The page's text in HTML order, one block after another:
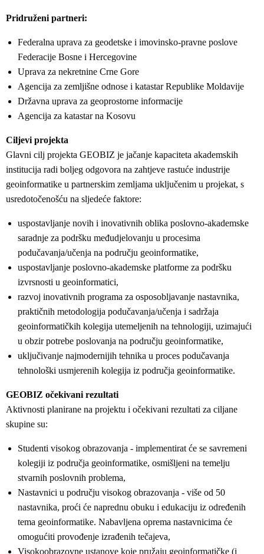
Pridruženi partneri:
Federalna uprava za geodetske i imovinsko-pravne poslove
Federacije Bosne i Hercegovine
Uprava za nekretnine Crne Gore
Agencija za zemljišne odnose i katastar Republike Moldavije
Državna uprava za geoprostorne informacije
Agencija za katastar na Kosovu
Ciljevi projekta
Glavni cilj projekta GEOBIZ je jačanje kapaciteta akademskih
institucija radi boljeg odgovora na zahtjeve rastuće industrije
geoinformatike u partnerskim zemljama uključenim u projekat, s
usredotočenošću na sljedeće faktore:
uspostavljanje novih i inovativnih oblika poslovno-akademske
saradnje za podršku međudjelovanju u procesima
podučavanja/učenja na području geoinformatike,
uspostavljanje poslovno-akademske platforme za podršku
izvrsnosti u geoinformatici,
razvoj inovativnih programa za osposobljavanje nastavnika,
praktičnih metodologija podučavanja/učenja i sadržaja
geoinformatičkih kolegija utemeljenih na tehnologiji, uzimajući
u obzir potrebe poslovanja na području geoinformatike,
uključivanje najmodernijih tehnika u proces podučavanja
tehnološki usmjerenih kolegija iz područja geoinformatike.
GEOBIZ očekivani rezultati
Aktivnosti planirane na projektu i očekivani rezultati za ciljane
skupine su:
Studenti visokog obrazovanja - implementirat će se savremeni
kolegiji iz područja geoinformatike, osmišljeni na temelju
stvarnih poslovnih problema,
Nastavnici u području visokog obrazovanja - više od 50
nastavnika, proći će naprednu obuku i edukaciju iz određenih
tema geoinformatike. Nabavljena oprema nastavnicima će
omogućiti provođenje izrađenih tečajeva,
Visokoobrazovne ustanove koje pružaju geoinformatičke (i